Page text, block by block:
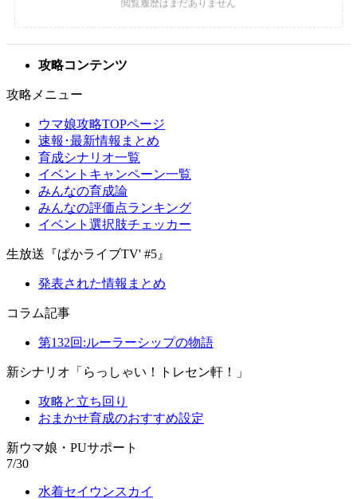
攻略コンテンツ
攻略メニュー
ウマ娘攻略TOPページ
速報･最新情報まとめ
育成シナリオ一覧
イベントキャンペーン一覧
みんなの育成論
みんなの評価点ランキング
イベント選択肢チェッカー
生放送『ぱかライブTV' #5』
発表された情報まとめ
コラム記事
第132回:ルーラーシップの物語
新シナリオ「らっしゃい！トレセン軒！」
攻略と立ち回り
おまかせ育成のおすすめ設定
新ウマ娘・PUサポート
7/30
水着セイウンスカイ